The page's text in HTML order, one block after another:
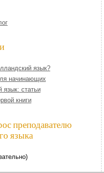
язык?
начинающих
язык: статьи
книги
преподавателю
языка